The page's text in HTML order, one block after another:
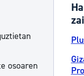
osoaren